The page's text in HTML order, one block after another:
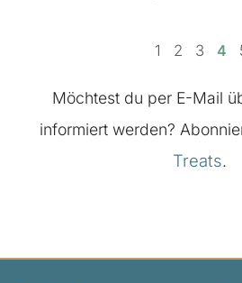
1 2 3 4
Möchtest du per E-Mail
informiert werden?
Treats.